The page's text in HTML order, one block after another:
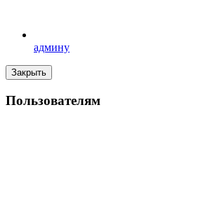
админу
Закрыть
Пользователям